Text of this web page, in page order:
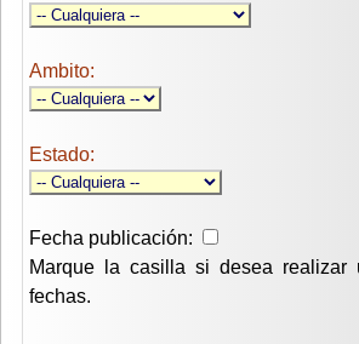
Ambito:
Estado:
Fecha publicación:
Marque la casilla si desea realizar
fechas.